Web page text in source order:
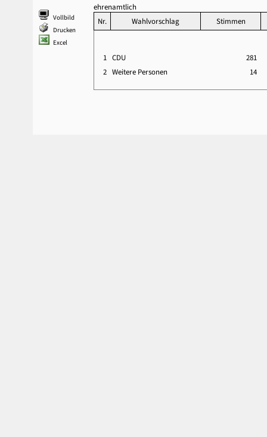
Vollbild
Drucken
Excel
ehrenamtlich
Nr.
Wahlvorschlag Stimmen
1 CDU
281
2 Weitere Personen 14